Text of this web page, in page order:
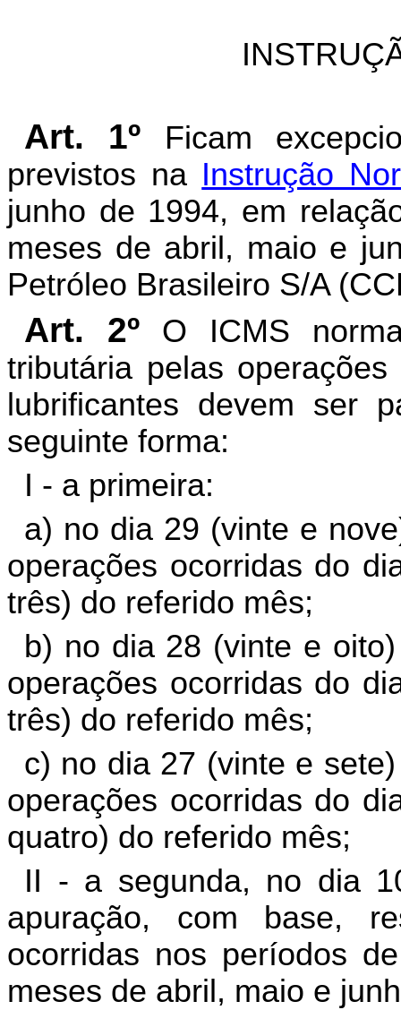
Art. 1º Ficam
previstos na Instrução
junho de 1994, em
meses de abril, maio e
Petróleo Brasileiro S/A
Art. 2º
O ICMS
tributária pelas
lubrificantes devem ser
seguinte forma:
I - a primeira:
a) no dia 29 (vinte e
operações ocorridas do
três) do referido mês;
b) no dia 28 (vinte e
operações ocorridas do
três) do referido mês;
c) no dia 27 (vinte e
operações ocorridas do
quatro) do referido mês;
II - a segunda, no dia
apuração, com base,
ocorridas nos períodos
meses de abril, maio e